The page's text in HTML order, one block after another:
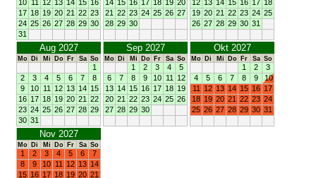
10 11 12 13 14 15 16
17 18 19 20 21 22 23
24 25 26 27 28 29 30
31
14 15 16 17 18 19 20
21 22 23 24 25 26 27
28 29 30
12 13 14 15 16 17 18
19 20 21 22 23 24 25
26 27 28 29 30 31
Aug 2027
Mo Di Mi Do Fr Sa So
1
2
3 4 5 6 7
8
9
10 11 12 13 14 15
16 17 18 19 20 21 22
23 24 25 26 27 28 29
30 31
Sep 2027
Mo Di Mi Do Fr Sa So
1 2 3 4
5
6
7 8 9 10 11
12
13 14 15 16 17 18 19
20 21 22 23 24 25 26
27 28 29 30
Okt 2027
Mo Di Mi Do Fr Sa So
1 2
3
4
5 6 7 8 9
10
11
12 13 14 15 16 17
18 19 20 21 22 23 24
25 26 27 28 29 30 31
Nov 2027
Mo Di Mi Do Fr Sa So
1 2 3 4 5 6
7
8
9 10 11 12 13 14
15 16 17 18 19 20 21